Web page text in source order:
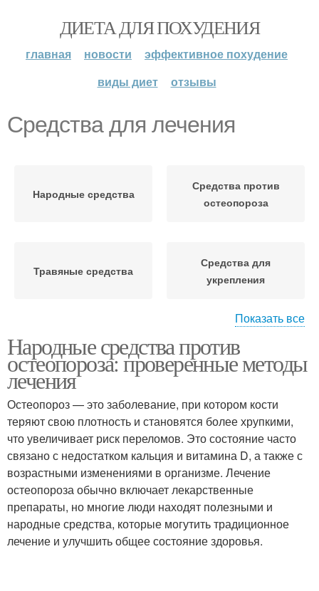
ДИЕТА ДЛЯ ПОХУДЕНИЯ
главная новости
эффективное похудение
виды диет
отзывы
Средства для лечения
Народные средства
Средства против
остеопороза
Травяные средства
Средства для
укрепления
лечения
Основное лечение
Средства с
традиционными
методами
Средства от нароста
Наружные средства Средства для суставов
Показать все
Народные средства против
остеопороза: проверенные методы
лечения
Остеопороз — это заболевание, при котором кости
теряют свою плотность и становятся более хрупкими,
что увеличивает риск переломов. Это состояние часто
связано с недостатком кальция и витамина D, а также с
возрастными изменениями в организме. Лечение
остеопороза обычно включает лекарственные
препараты, но многие люди находят полезными и
народные средства, которые могутить традиционное
лечение и улучшить общее состояние здоровья.